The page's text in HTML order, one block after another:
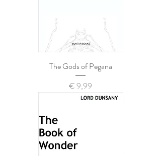
The Gods of Pegana
Prijs
€ 9,99